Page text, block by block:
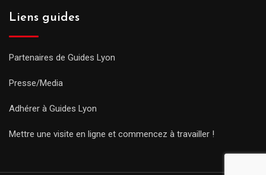
Liens guides
Partenaires de Guides Lyon
Presse/Media
Adhérer à Guides Lyon
Mettre une visite en ligne et commencez à travailler !